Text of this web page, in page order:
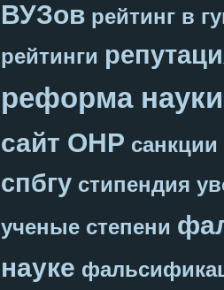
ВУЗов рейтинг в
рейтинги
реформа науки
сайт ОНР санкции
спбгу стипендия
ученые степени
науке